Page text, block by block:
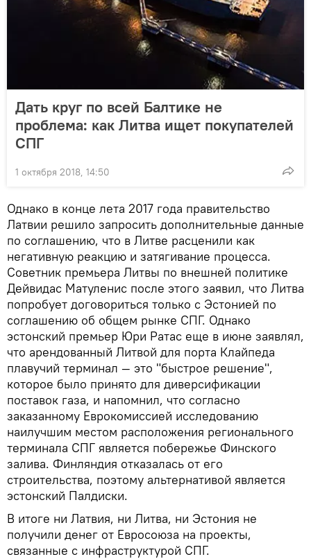
Дать круг по всей Балтике не
проблема: как Литва ищет покупателей
СПГ
1 октября 2018, 14:50
Однако в конце лета 2017 года правительство
Латвии решило запросить дополнительные данные
по соглашению, что в Литве расценили как
негативную реакцию и затягивание процесса.
Советник премьера Литвы по внешней политике
Дейвидас Матуленис после этого заявил, что Литва
попробует договориться только с Эстонией по
соглашению об общем рынке СПГ. Однако
эстонский премьер Юри Ратас еще в июне заявлял,
что арендованный Литвой для порта Клайпеда
плавучий терминал — это "быстрое решение",
которое было принято для диверсификации
поставок газа, и напомнил, что согласно
заказанному Еврокомиссией исследованию
наилучшим местом расположения регионального
терминала СПГ является побережье Финского
залива. Финляндия отказалась от его
строительства, поэтому альтернативой является
эстонский Палдиски.
В итоге ни Латвия, ни Литва, ни Эстония не
получили денег от Евросоюза на проекты,
связанные с инфраструктурой СПГ.